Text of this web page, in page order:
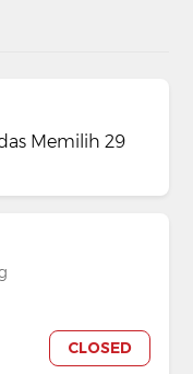
Memilih 29
CLOSED